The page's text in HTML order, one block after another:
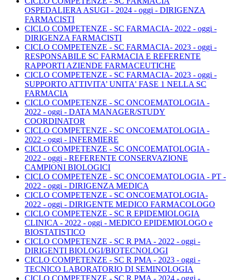
OSPEDALIERA ASUGI - 2024 - oggi - DIRIGENZA
FARMACISTI
CICLO COMPETENZE - SC FARMACIA- 2022 - oggi -
DIRIGENZA FARMACISTI
CICLO COMPETENZE - SC FARMACIA- 2023 - oggi -
RESPONSABILE SC FARMACIA E REFERENTE
RAPPORTI AZIENDE FARMACEUTICHE
CICLO COMPETENZE - SC FARMACIA- 2023 - oggi -
SUPPORTO ATTIVITA’ UNITA' FASE 1 NELLA SC
FARMACIA
CICLO COMPETENZE - SC ONCOEMATOLOGIA -
2022 - oggi - DATA MANAGER/STUDY
COORDINATOR
CICLO COMPETENZE - SC ONCOEMATOLOGIA -
2022 - oggi - INFERMIERE
CICLO COMPETENZE - SC ONCOEMATOLOGIA -
2022 - oggi - REFERENTE CONSERVAZIONE
CAMPIONI BIOLOGICI
CICLO COMPETENZE - SC ONCOEMATOLOGIA - PT -
2022 - oggi - DIRIGENZA MEDICA
CICLO COMPETENZE - SC ONCOEMATOLOGIA-
2022 - oggi - DIRIGENTE MEDICO FARMACOLOGO
CICLO COMPETENZE - SC R EPIDEMIOLOGIA
CLINICA - 2022 - oggi - MEDICO EPIDEMIOLOGO e
BIOSTATISTICO
CICLO COMPETENZE - SC R PMA - 2022 - oggi -
DIRIGENTI BIOLOGI/BIOTECNOLOGI
CICLO COMPETENZE - SC R PMA - 2023 - oggi -
TECNICO LABORATORIO DI SEMINOLOGIA